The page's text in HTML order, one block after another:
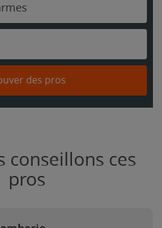
des pros
conseillons ces
pros